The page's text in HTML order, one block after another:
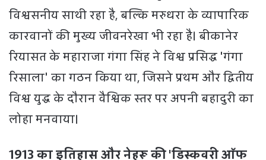
विश्वसनीय साथी रहा है, बल्कि मरुधरा के व्यापारिक
कारवानों की मुख्य जीवनरेखा भी रहा है। बीकानेर
रियासत के महाराजा गंगा सिंह ने विश्व प्रसिद्ध 'गंगा
रिसाला' का गठन किया था, जिसने प्रथम और द्वितीय
विश्व युद्ध के दौरान वैश्विक स्तर पर अपनी बहादुरी का
लोहा मनवाया।
1913 का इतिहास और नेहरू की 'डिस्कवरी ऑफ